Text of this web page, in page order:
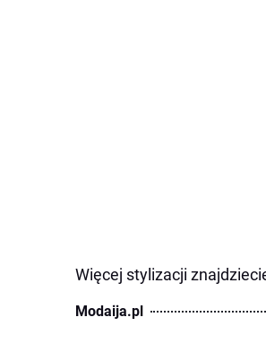
Więcej stylizacji
Modaija.pl